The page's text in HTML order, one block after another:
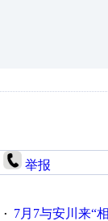
举报
· 7月7与安川来“